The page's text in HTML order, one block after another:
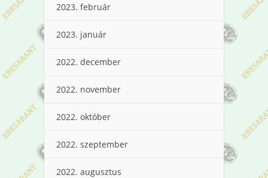
2023. február
2023. január
2022. december
2022. november
2022. október
2022. szeptember
2022. augusztus